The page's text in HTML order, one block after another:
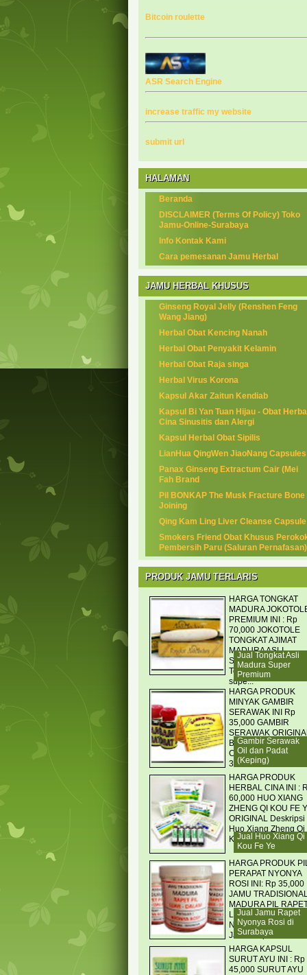
Bitcoin roulette
ASR Search Engine
increase traffic my website
submit url
HALAMAN
Beranda
DISCLAIMER (Terms Of Policy) Toko
Jamu-Online-Surabaya
Info Kontak Kami
Cara pemesanan Jamu Herbal
JAMU HERBAL KHUSUS
Ginseng Royal Jelly (Renshen Feng
Wang Jiang)
Herbal Obat Kencing Nanah
Herbal Obat Penyakit Kelamin
Herbal Obat Raja singa
Herbal Virus Korona
Kapsul Akar Zaitun Kendiab
Kapsul Bi Yan Tuan Hijau - Obat
Cina Sinusitis dan Alergi
Kapsul Herbal Obat Sipilis
LianHua QingWen JiaoNang Capsules
Panax Ginseng Extractum Cair (Mei
Fah Brand
Pil BONKAP The Musk Fracture Bone
Joining
Qing Kam Ling Liver Cleanse Capsule
Smokers Friend Obat Khusus
Pembersih Paru (Saluran Pernafasan)
PRODUK JAMU TERLARIS
Jual Tongkat Asli
Madura Super
Premium
HARGA TONGKAT
MADURA
PREMIUM INI : Rp
70,000 JOKOTOLE
TONGKAT AJIMAT
MADURA ASLI
SUPER PREMIUM
Tongkat asli madura
supe...
Gambir Serawak
Oil dan Padat
(Keping)
HARGA PRODUK
MINYAK GAMBIR
SERAWAK INI Rp
35,000 GAMBIR
SERAWAK
BORNEO CATS
CLAW OIL
3 ML
Jual Huo Xiang Qi
Kou Fe Ye
HARGA PRODUK
HERBAL CINA INI :
60,000 HUO XIANG
ZHENG QI KOU FE
ORIGINAL Deskripsi
Huo Xiang Zheng Qi
Kou Fe Ye Obat her...
Jual Jamu Rapet
Nyonya Rosi di
Surabaya
HARGA PRODUK PIL
PERAPAT NYONYA
ROSI INI: Rp 35,000
JAMU TRADISIONAL
MADURA PIL
LUAR DALAM
NYONYA ROSY Pil
Jamu Rapet Luar...
HARGA KAPSUL
SURUT AYU INI : Rp
45,000 SURUT AYU